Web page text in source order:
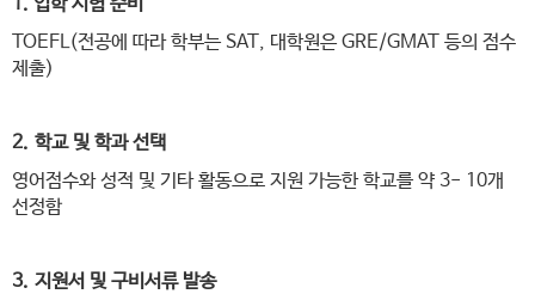
TOEFL(전공에 따라 학부는 SAT, 대학원은 GRE/GMAT 등의 점수
제출)​
2. 학교 및 학과 선택
영어점수와 성적 및 기타 활동으로 지원 가능한 학교를 약 3- 10개
선정함
3. 지원서 및 구비서류 발송